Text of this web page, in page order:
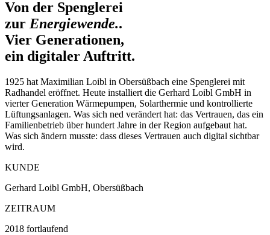
Von der Spenglerei
zur Energiewende..
Vier Generationen,
ein digitaler Auftritt.
1925 hat Maximilian Loibl in Obersüßbach eine Spenglerei mit
Radhandel eröffnet. Heute installiert die Gerhard Loibl GmbH in
vierter Generation Wärmepumpen, Solarthermie und kontrollierte
Lüftungsanlagen. Was sich ned verändert hat: das Vertrauen, das ein
Familienbetrieb über hundert Jahre in der Region aufgebaut hat.
Was sich ändern musste: dass dieses Vertrauen auch digital sichtbar
wird.
KUNDE
Gerhard Loibl GmbH, Obersüßbach
ZEITRAUM
2018 fortlaufend